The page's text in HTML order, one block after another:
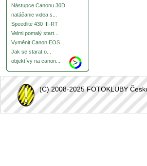
Nástupce Canonu 30D
natáčanie videa s...
Speedlite 430 III-RT
Velmi pomalý start...
Vyměnit Canon EOS...
Jak se starat o...
objektívy na canon...
(C) 2008-2025 FOTOKLUBY